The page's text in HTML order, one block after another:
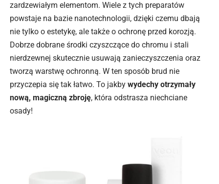
zardzewiałym elementom. Wiele z tych preparatów
powstaje na bazie nanotechnologii, dzięki czemu dbają
nie tylko o estetykę, ale także o ochronę przed korozją.
Dobrze dobrane środki czyszczące do chromu i stali
nierdzewnej skutecznie usuwają zanieczyszczenia oraz
tworzą warstwę ochronną. W ten sposób brud nie
przyczepia się tak łatwo. To jakby wydechy otrzymały
nową, magiczną zbroję, która odstrasza niechciane
osady!